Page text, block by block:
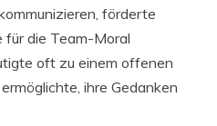
förderte
für die Team-Moral
oft zu einem offenen
ihre Gedanken